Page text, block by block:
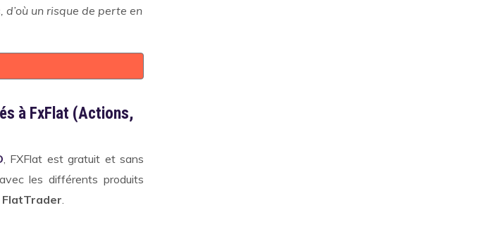
un risque de perte en
à FxFlat (Actions,
, FXFlat est gratuit et sans
les différents produits
FlatTrader.